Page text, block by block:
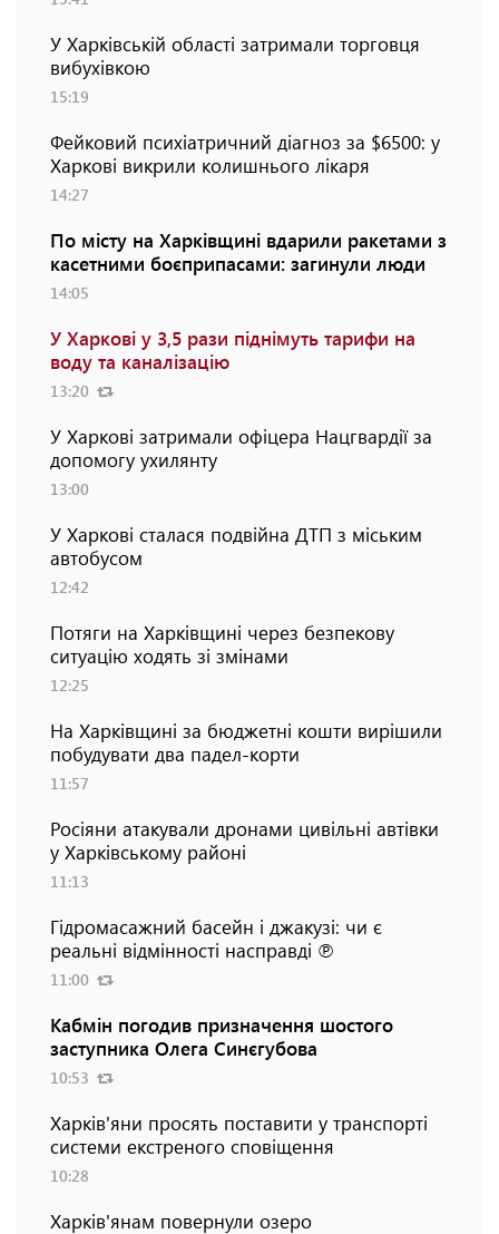
У Харківській області затримали торговця
вибухівкою
15:19
Фейковий психіатричний діагноз за $6500: у
Харкові викрили колишнього лікаря
14:27
По місту на Харківщині вдарили ракетами з
касетними боєприпасами: загинули люди
14:05
У Харкові у 3,5 рази піднімуть тарифи на
воду та каналізацію
13:20
У Харкові затримали офіцера Нацгвардії за
допомогу ухилянту
13:00
У Харкові сталася подвійна ДТП з міським
автобусом
12:42
Потяги на Харківщині через безпекову
ситуацію ходять зі змінами
12:25
На Харківщині за бюджетні кошти вирішили
побудувати два падел-корти
11:57
Росіяни атакували дронами цивільні автівки
у Харківському районі
11:13
Гідромасажний басейн і джакузі: чи є
реальні відмінності насправді ℗
11:00
Кабмін погодив призначення шостого
заступника Олега Синєгубова
10:53
Харків'яни просять поставити у транспорті
системи екстреного сповіщення
10:28
Харків'янам повернули озеро